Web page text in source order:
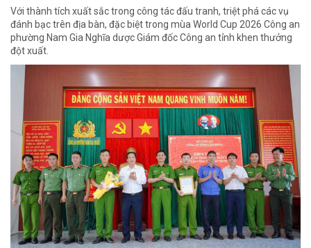
Với thành tích xuất sắc trong công tác đấu tranh, triệt phá các vụ
đánh bạc trên địa bàn, đặc biệt trong mùa World Cup 2026 Công an
phường Nam Gia Nghĩa dược Giám đốc Công an tỉnh khen thưởng
đột xuất.